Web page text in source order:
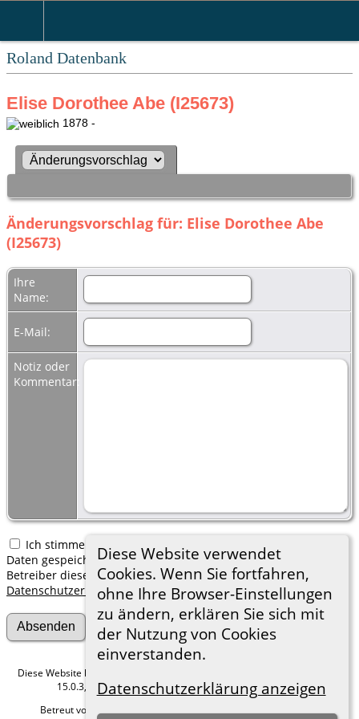
Roland Datenbank
Diese Website verwendet
Cookies. Wenn Sie fortfahren,
ohne Ihre Browser-Einstellungen
zu ändern, erklären Sie sich mit
der Nutzung von Cookies
einverstanden.
Datenschutzerklärung anzeigen
Elise Dorothee Abe (I25673)
1878 -
Änderungsvorschlag für: Elise Dorothee Abe
(I25673)
Ihre
Name:
E-Mail:
Notiz oder
Kommentar:
Ich stimme zu, dass meine hier erfassten persönlichen
Daten gespeichert werden. Ich verstehe, dass ich jederzeit den
Betreiber dieser Website bitten kann, diese Daten zu löschen.
Datenschutzerklärung
Diese Website läuft mit
15.0.3, programmiert von Darrin Lythgoe © 2001-2026.
Betreut von